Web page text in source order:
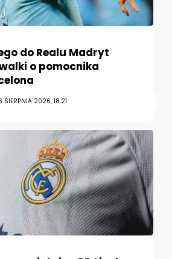
do Realu Madryt
o pomocnika
SIERPNIA 2026, 18:21